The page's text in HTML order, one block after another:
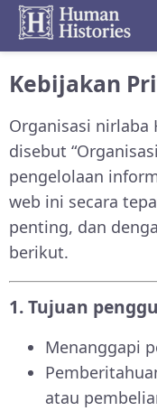
Kebijakan
Organisasi nirlaba
disebut
pengelolaan
web ini secara
penting, dan
berikut.
1. Tujuan
Menanggapi
atau